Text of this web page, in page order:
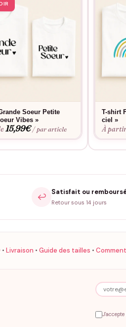
Soeur Petite
Vibes »
15,99€ / par article
T-shirt
ciel »
À
↩️ Satisfait ou
Retour sous 14 jours
• Livraison • Guide des tailles •
J'accepte